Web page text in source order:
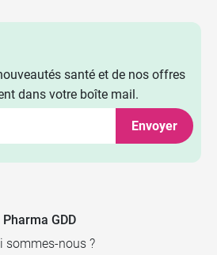
santé et de nos offres
dans votre boîte mail.
Envoyer
Pharma GDD
sommes-nous ?